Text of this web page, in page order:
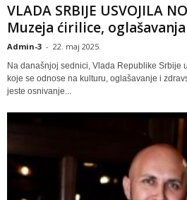
VLADA SRBIJE USVOJILA
Muzeja ćirilice,
Admin-3 - 22. maj 2025.
Na današnjoj sednici, Vlada Republike Srbije
koje se odnose na kulturu, oglašavanje i
jeste osnivanje...